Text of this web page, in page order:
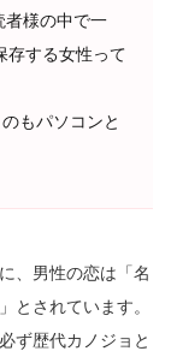
者様の中で一
存する女性って
もパソコンと
、男性の恋は「名
とされています。
ず歴代カノジョと